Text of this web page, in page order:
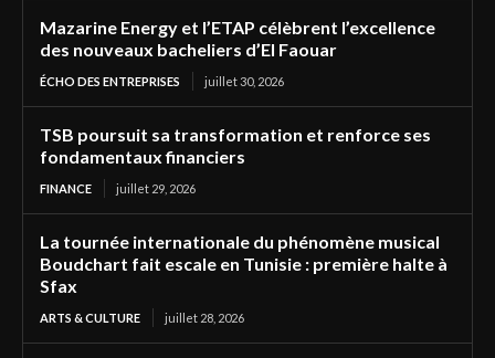
Mazarine Energy et l’ETAP célèbrent l’excellence
des nouveaux bacheliers d’El Faouar
ÉCHO DES ENTREPRISES juillet 30, 2026
TSB poursuit sa transformation et renforce ses
fondamentaux financiers
FINANCE juillet 29, 2026
La tournée internationale du phénomène musical
Boudchart fait escale en Tunisie : première halte à
Sfax
ARTS & CULTURE juillet 28, 2026